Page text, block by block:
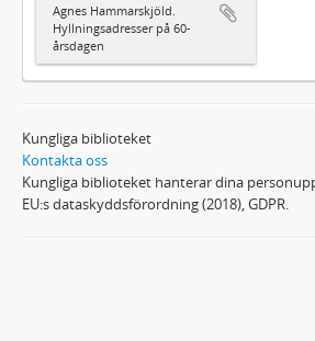
Agnes Hammarskjöld.
Hyllningsadresser på 60-
årsdagen
Kungliga biblioteket
Kontakta oss
Kungliga biblioteket hanterar dina
EU:s dataskyddsförordning (2018), GDPR.